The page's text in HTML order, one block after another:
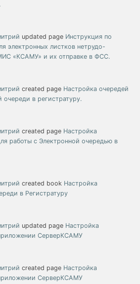
updated page Инструкция по
электронных листков нетрудо-
«КСАМУ» и их отправке в ФСС.
created page Настройка очередей
очереди в регистратуру.
created page Настройка
работы с Электронной очередью в
created book Настройка
в Регистратуру
updated page Настройка
СерверКСАМУ
created page Настройка
СерверКСАМУ